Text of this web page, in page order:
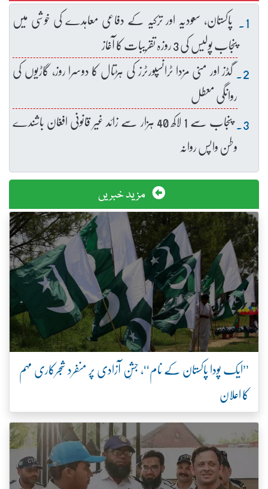
پاکستان، سعودیہ اور ترکیہ کے دفاعی معاہدے کی خوشی میں
پنجاب پولیس کی 3 روزہ تقریبات کا آغاز
گڈز اور منی مزدا ٹرانسپورٹرز کی ہڑتال کا دوسرا روز، گاڑیوں کی
روانگی معطل
پنجاب سے 1 لاکھ 40 ہزار سے زائد غیر قانونی افغان باشندے
وطن واپس روانہ
مزید خبریں
’’ایک پودا پاکستان کے نام‘‘، جشنِ آزادی پر منفرد شجرکاری مہم
کا اعلان